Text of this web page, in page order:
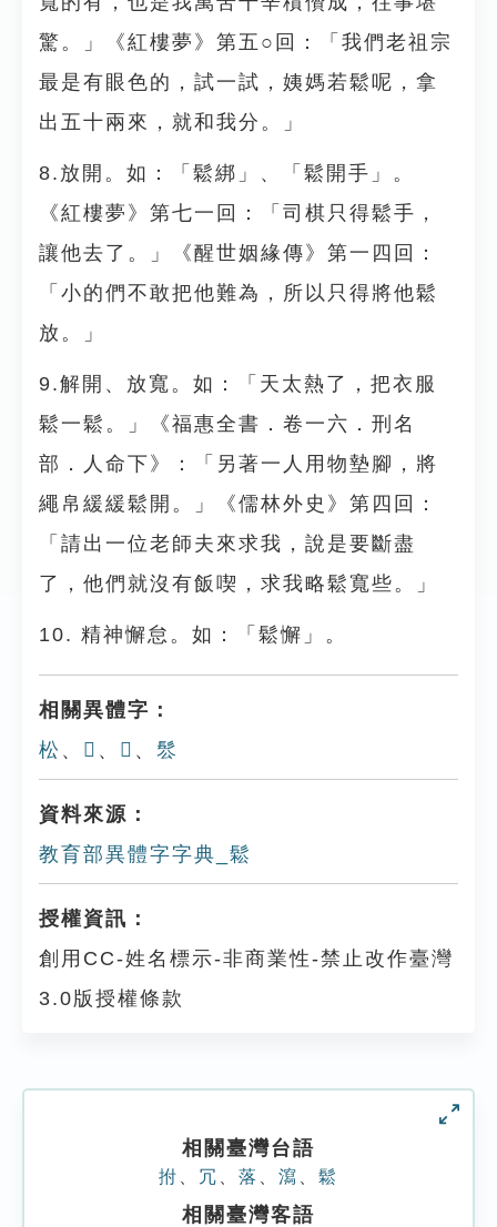
驚。」《紅樓夢》第五○回：「我們老祖宗
最是有眼色的，試一試，姨媽若鬆呢，拿
出五十兩來，就和我分。」
8.放開。如：「鬆綁」、「鬆開手」。
《紅樓夢》第七一回：「司棋只得鬆手，
讓他去了。」《醒世姻緣傳》第一四回：
「小的們不敢把他難為，所以只得將他鬆
放。」
9.解開、放寬。如：「天太熱了，把衣服
鬆一鬆。」《福惠全書．卷一六．刑名
部．人命下》：「另著一人用物墊腳，將
繩帛緩緩鬆開。」《儒林外史》第四回：
「請出一位老師夫來求我，說是要斷盡
了，他們就沒有飯喫，求我略鬆寬些。」
10. 精神懈怠。如：「鬆懈」。
相關異體字：
松 、 𩮀 、 𨱛 、 䯳
資料來源：
教育部異體字字典_鬆
授權資訊：
創用CC-姓名標示-非商業性-禁止改作臺灣
3.0版授權條款
相關臺灣台語
拊 冗 落 瀉 鬆
相關臺灣客語